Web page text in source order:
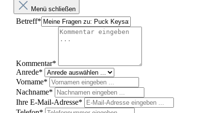
Menü schließen
Betreff*
Kommentar*
Anrede*
Vorname*
Nachname*
Ihre E-Mail-Adresse*